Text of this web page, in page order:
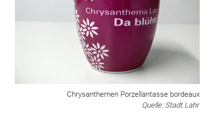
Chrysanthemen Porzellantasse bordeaux
Quelle: Stadt Lahr